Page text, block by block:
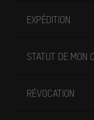
EXPÉDITION
STATUT DE MON
RÉVOCATION